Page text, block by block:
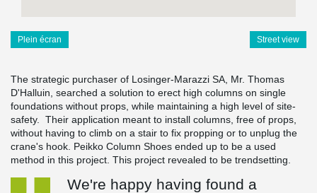
Plein écran Street view
The strategic purchaser of Losinger-Marazzi SA, Mr. Thomas
D'Halluin, searched a solution to erect high columns on single
foundations without props, while maintaining a high level of site-
safety. Their application meant to install columns, free of props,
without having to climb on a stair to fix propping or to unplug the
crane's hook. Peikko Column Shoes ended up to be a used
method in this project. This project revealed to be trendsetting.
We're happy having found a